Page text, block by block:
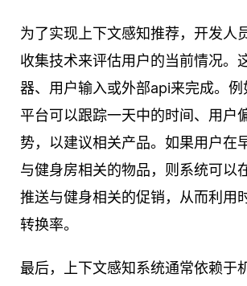
为了实现上下文感知推荐，开发人
收集技术来评估用户的当前情况。
器、用户输入或外部api来完成。例
平台可以跟踪一天中的时间、用户
势，以建议相关产品。如果用户在
与健身房相关的物品，则系统可以
推送与健身相关的促销，从而利用
转换率。
最后，上下文感知系统通常依赖于